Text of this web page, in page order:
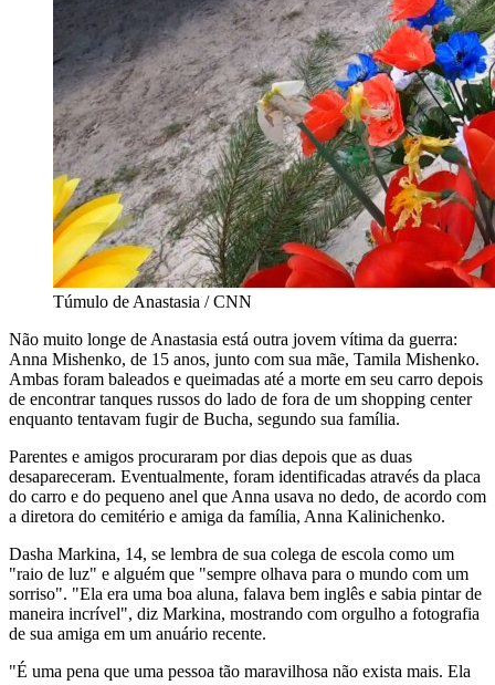
Túmulo de Anastasia / CNN
Não muito longe de Anastasia está outra jovem vítima da guerra:
Anna Mishenko, de 15 anos, junto com sua mãe, Tamila Mishenko.
Ambas foram baleados e queimadas até a morte em seu carro depois
de encontrar tanques russos do lado de fora de um shopping center
enquanto tentavam fugir de Bucha, segundo sua família.
Parentes e amigos procuraram por dias depois que as duas
desapareceram. Eventualmente, foram identificadas através da placa
do carro e do pequeno anel que Anna usava no dedo, de acordo com
a diretora do cemitério e amiga da família, Anna Kalinichenko.
Dasha Markina, 14, se lembra de sua colega de escola como um
"raio de luz" e alguém que "sempre olhava para o mundo com um
sorriso". "Ela era uma boa aluna, falava bem inglês e sabia pintar de
maneira incrível", diz Markina, mostrando com orgulho a fotografia
de sua amiga em um anuário recente.
"É uma pena que uma pessoa tão maravilhosa não exista mais. Ela